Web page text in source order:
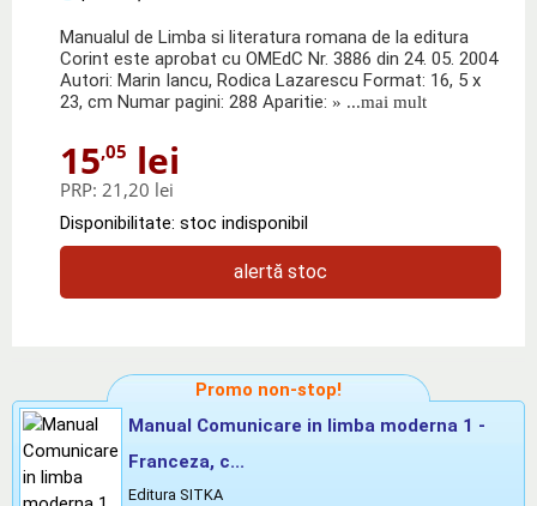
Manualul de Limba si literatura romana de la editura
Corint este aprobat cu OMEdC Nr. 3886 din 24. 05. 2004
Autori: Marin Iancu, Rodica Lazarescu Format: 16, 5 x
23, cm Numar pagini: 288 Aparitie: » ...mai mult
15,05 lei
PRP: 21,20 lei
Disponibilitate: stoc indisponibil
alertă stoc
Promo non-stop!
Manual Comunicare in limba moderna 1 -
Franceza, c...
Editura SITKA